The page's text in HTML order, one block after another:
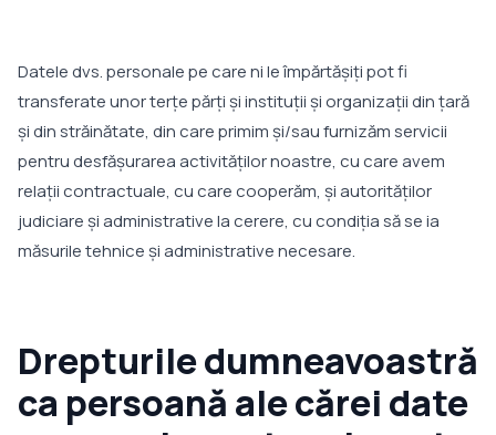
Datele dvs. personale pe care ni le împărtăşiţi pot fi
transferate unor terţe părţi şi instituţii şi organizaţii din ţară
şi din străinătate, din care primim şi/sau furnizăm servicii
pentru desfăşurarea activităţilor noastre, cu care avem
relaţii contractuale, cu care cooperăm, şi autorităţilor
judiciare şi administrative la cerere, cu condiţia să se ia
măsurile tehnice şi administrative necesare.
Drepturile dumneavoastră
ca persoană ale cărei date